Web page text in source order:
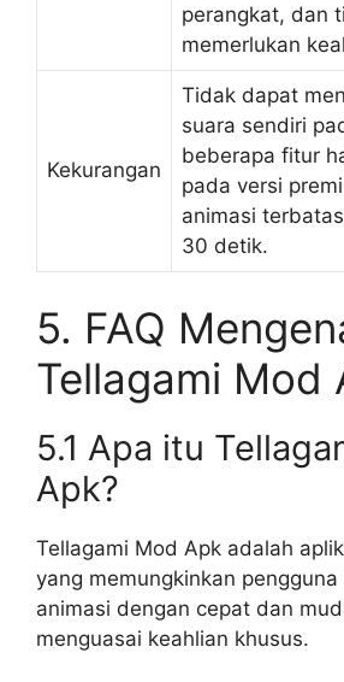
perangkat, dan
memerlukan
Kekurangan
Tidak dapat
suara sendiri
beberapa fitur
pada versi
animasi
30 detik.
5. FAQ
Tellagami Mod
5.1 Apa itu
Apk?
Tellagami Mod Apk adalah
yang memungkinkan
animasi dengan cepat dan
menguasai keahlian khusus.